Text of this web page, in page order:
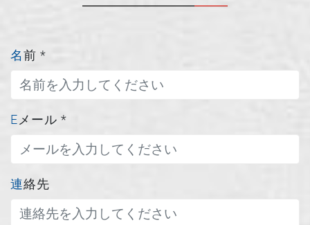
名前 *
Eメール *
連絡先